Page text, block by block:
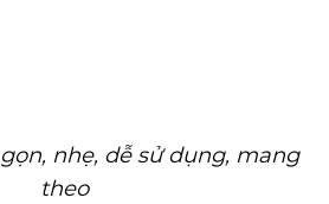
nhẹ, dễ sử dụng, mang
theo